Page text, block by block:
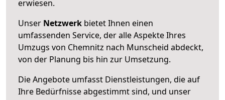
erwiesen.
Unser Netzwerk bietet Ihnen einen
umfassenden Service, der alle Aspekte Ihres
Umzugs von Chemnitz nach Munscheid abdeckt,
von der Planung bis hin zur Umsetzung.
Die Angebote umfasst Dienstleistungen, die auf
Ihre Bedürfnisse abgestimmt sind, und unser